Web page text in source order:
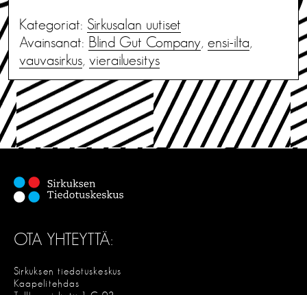
Kategoriat: Sirkusalan uutiset
Avainsanat: Blind Gut Company, ensi-ilta,
vauvasirkus, vierailuesitys
OTA YHTEYTTÄ:
Sirkuksen tiedotuskeskus
Kaapelitehdas